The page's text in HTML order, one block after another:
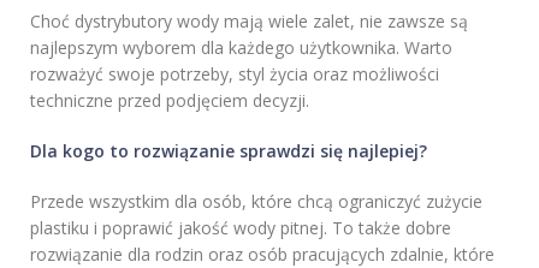
Choć dystrybutory wody mają wiele zalet, nie zawsze są
najlepszym wyborem dla każdego użytkownika. Warto
rozważyć swoje potrzeby, styl życia oraz możliwości
techniczne przed podjęciem decyzji.
Dla kogo to rozwiązanie sprawdzi się najlepiej?
Przede wszystkim dla osób, które chcą ograniczyć zużycie
plastiku i poprawić jakość wody pitnej. To także dobre
rozwiązanie dla rodzin oraz osób pracujących zdalnie, które